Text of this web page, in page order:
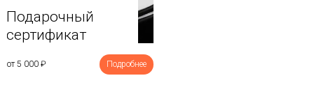
Подарочный
сертификат
от 5 000 ₽ Подробнее